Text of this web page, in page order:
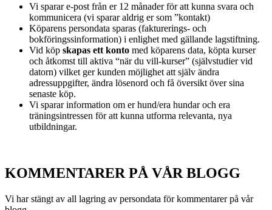
Vi sparar e-post från er 12 månader för att kunna svara och
kommunicera (vi sparar aldrig er som ”kontakt)
Köparens persondata sparas (fakturerings- och
bokföringssinformation) i enlighet med gällande lagstiftning.
Vid köp skapas ett konto med köparens data, köpta kurser
och åtkomst till aktiva “när du vill-kurser” (självstudier vid
datorn) vilket ger kunden möjlighet att själv ändra
adressuppgifter, ändra lösenord och få översikt över sina
senaste köp.
Vi sparar information om er hund/era hundar och era
träningsintressen för att kunna utforma relevanta, nya
utbildningar.
KOMMENTARER PÅ VÅR BLOGG
Vi har stängt av all lagring av persondata för kommentarer på vår